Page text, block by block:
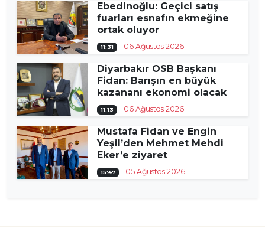
Ebedinoğlu: Geçici satış
fuarları esnafın ekmeğine
ortak oluyor
11:31 06 Ağustos 2026
Diyarbakır OSB Başkanı
Fidan: Barışın en büyük
kazananı ekonomi olacak
11:13 06 Ağustos 2026
Mustafa Fidan ve Engin
Yeşil’den Mehmet Mehdi
Eker’e ziyaret
15:47 05 Ağustos 2026